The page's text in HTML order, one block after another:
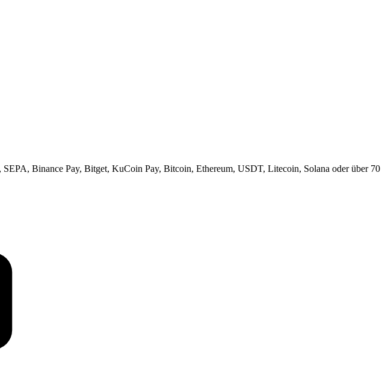
Binance Pay, Bitget, KuCoin Pay, Bitcoin, Ethereum, USDT, Litecoin, Solana oder über 70